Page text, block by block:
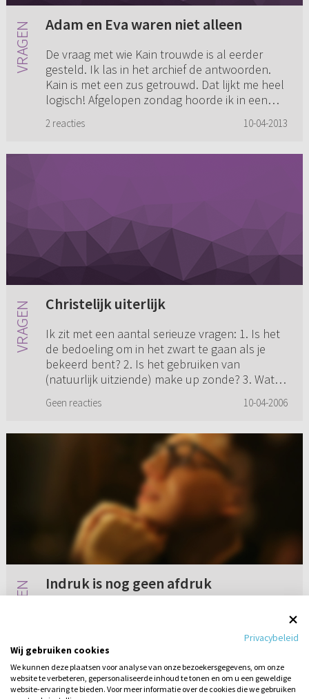
Adam en Eva waren niet alleen
De vraag met wie Kain trouwde is al eerder
gesteld. Ik las in het archief de antwoorden.
Kain is met een zus getrouwd. Dat lijkt me heel
logisch! Afgelopen zondag hoorde ik in een
2 reacties 10-04-2013
Christelijk uiterlijk
Ik zit met een aantal serieuze vragen: 1. Is het
de bedoeling om in het zwart te gaan als je
bekeerd bent? 2. Is het gebruiken van
(natuurlijk uitziende) make up zonde? 3. Wat
Geen reacties 10-04-2006
Indruk is nog geen afdruk
ga niet uit in het weekend en heb nog nooit
gemeenschap gehad met een meisje. Toch ben
ik nog steeds onb...
11 reacties 10-04-2018
Privacybeleid
Wij gebruiken cookies
We kunnen deze plaatsen voor analyse van onze bezoekersgegevens, om onze
website te verbeteren, gepersonaliseerde inhoud te tonen en om u een geweldige
website-ervaring te bieden. Voor meer informatie over de cookies die we gebruiken